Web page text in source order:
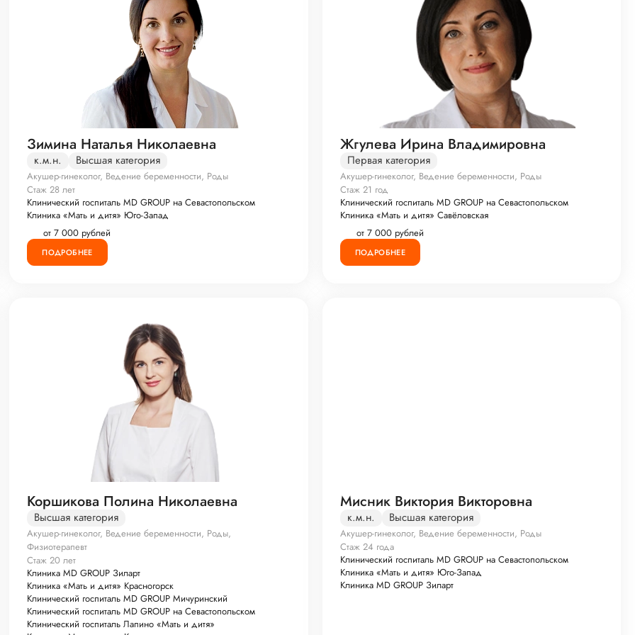
Зимина Наталья Николаевна
к.м.н. Высшая категория
Акушер-гинеколог, Ведение беременности, Роды
Стаж 28 лет
Клинический госпиталь MD GROUP на Севастопольском
Клиника «Мать и дитя» Юго-Запад
от 7 000 рублей
ПОДРОБНЕЕ
Жгулева Ирина Владимировна
Первая категория
Акушер-гинеколог, Ведение беременности, Роды
Стаж 21 год
Клинический госпиталь MD GROUP на Севастопольском
Клиника «Мать и дитя» Савёловская
от 7 000 рублей
ПОДРОБНЕЕ
Коршикова Полина Николаевна
Высшая категория
Акушер-гинеколог, Ведение беременности, Роды,
Физиотерапевт
Стаж 20 лет
Клиника MD GROUP Зиларт
Клиника «Мать и дитя» Красногорск
Клинический госпиталь MD GROUP Мичуринский
Клинический госпиталь MD GROUP на Севастопольском
Клинический госпиталь Лапино «Мать и дитя»
Мисник Виктория Викторовна
к.м.н. Высшая категория
Акушер-гинеколог, Ведение беременности, Роды
Стаж 24 года
Клинический госпиталь MD GROUP на Севастопольском
Клиника «Мать и дитя» Юго-Запад
Клиника MD GROUP Зиларт